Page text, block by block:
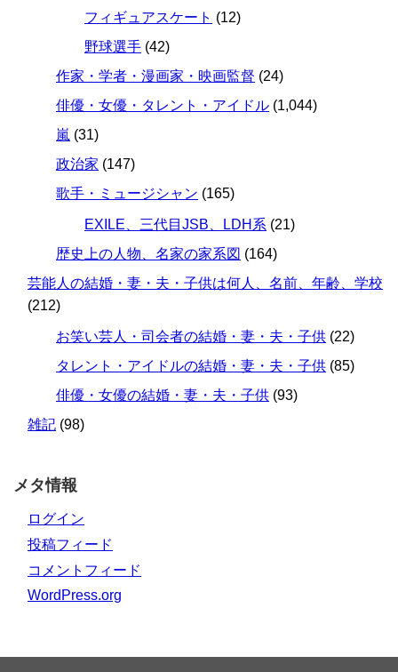
フィギュアスケート (12)
野球選手 (42)
作家・学者・漫画家・映画監督 (24)
俳優・女優・タレント・アイドル (1,044)
嵐 (31)
政治家 (147)
歌手・ミュージシャン (165)
EXILE、三代目JSB、LDH系 (21)
歴史上の人物、名家の家系図 (164)
芸能人の結婚・妻・夫・子供は何人、名前、年齢、学校
(212)
お笑い芸人・司会者の結婚・妻・夫・子供 (22)
タレント・アイドルの結婚・妻・夫・子供 (85)
俳優・女優の結婚・妻・夫・子供 (93)
雑記 (98)
メタ情報
ログイン
投稿フィード
コメントフィード
WordPress.org